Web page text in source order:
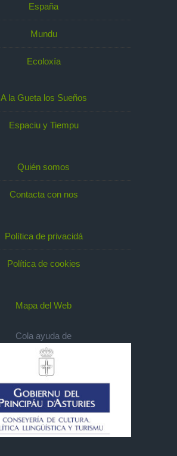
España
Mundu
Ecoloxía
A la Gueta los Sueños
Espaciu y Tiempu
Quién somos
Contacta con nos
Política de privacidá
Política de cookies
Mapa del Web
Cola ayuda de